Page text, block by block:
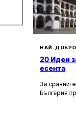
НАЙ-
20 Идеи
есента
За
България